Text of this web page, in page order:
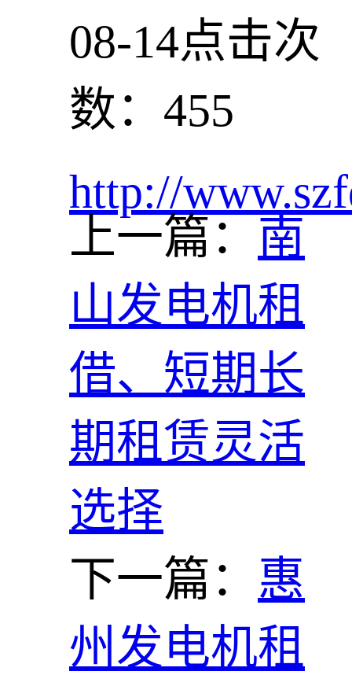
08-14点击次
数：455
http://
上一篇： 南
山发电机租
借、短期长
期租赁灵活
选择
下一篇： 惠
州发电机租